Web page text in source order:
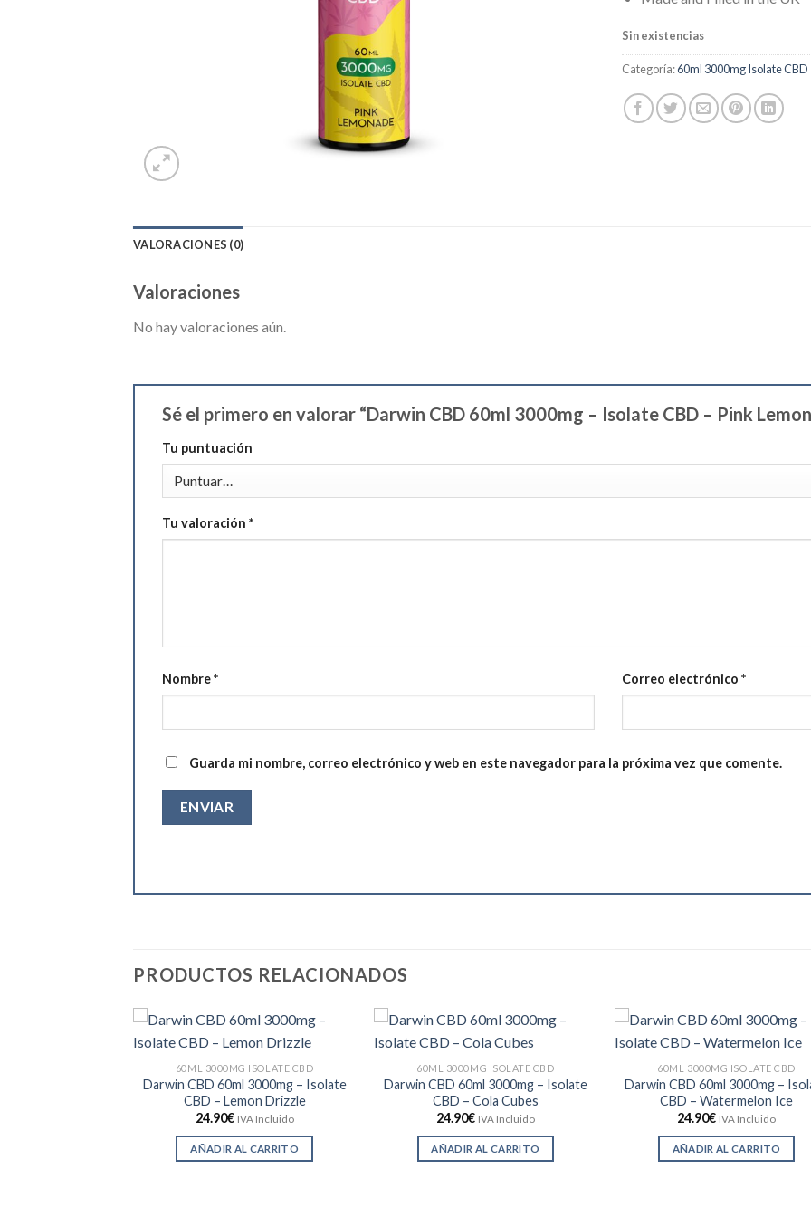
Sin existencias
Categoría:60ml 3000mg Isolate CBD
VALORACIONES (0)
Valoraciones
No hay valoraciones aún.
Sé el primero en valorar “Darwin CBD 60ml 3000mg – Isolate CBD – Pink
Tu puntuación
Tu valoración *
Nombre* Correo electrónico *
Guarda mi nombre, correo electrónico y web en este navegador para la próxima vez que comente.
PRODUCTOS RELACIONADOS
60ML 3000MG ISOLATE CBD
Darwin CBD 60ml 3000mg – Isolate
CBD – Lemon Drizzle
24.90€ IVA Incluido
AÑADIR AL CARRITO
60ML 3000MG ISOLATE CBD
Darwin CBD 60ml 3000mg – Isolate
CBD – Cola Cubes
24.90€ IVA Incluido
AÑADIR AL CARRITO
60ML 3000MG ISOLATE CBD
Darwin CBD 60ml 3000mg –
CBD – Watermelon Ice
24.90€ IVA Incluido
AÑADIR AL CARRITO